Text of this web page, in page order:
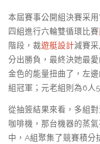
本屆賽事公開組決賽采
四組進行六輪雙循環比賽
階段，裁遊艇設計減賽
分出勝負，最終決她最
金色的能量扭曲了，左
組冠軍；元老組則為6人
從抽簽結果來看，多組
咖啡機，那台機器的蒸
中，A組聚集了競賽積分